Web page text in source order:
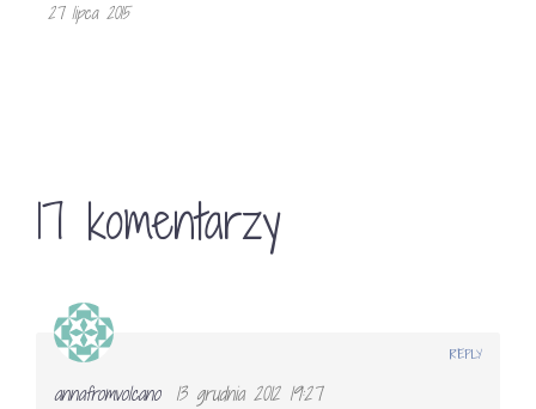
27 lipca 2015
17 komentarzy
annafromvolcano
13 grudnia 2012 19:27
REPLY